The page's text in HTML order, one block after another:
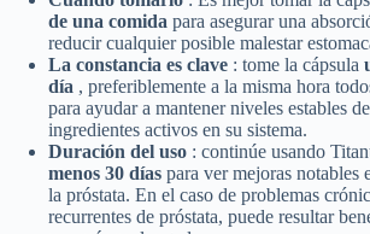
de una comida para asegurar una
reducir cualquier posible malestar
La constancia es clave : tome la cápsula
día , preferiblemente a la misma hora
para ayudar a mantener niveles estables
ingredientes activos en su sistema.
Duración del uso : continúe usando
menos 30 días para ver mejoras notables
la próstata. En el caso de problemas
recurrentes de próstata, puede resultar